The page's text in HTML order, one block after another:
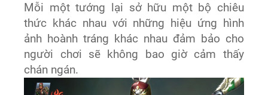
Mỗi một tướng lại sở hữu một bộ chiêu
thức khác nhau với những hiệu ứng hình
ảnh hoành tráng khác nhau đảm bảo cho
người chơi sẽ không bao giờ cảm thấy
chán ngán.